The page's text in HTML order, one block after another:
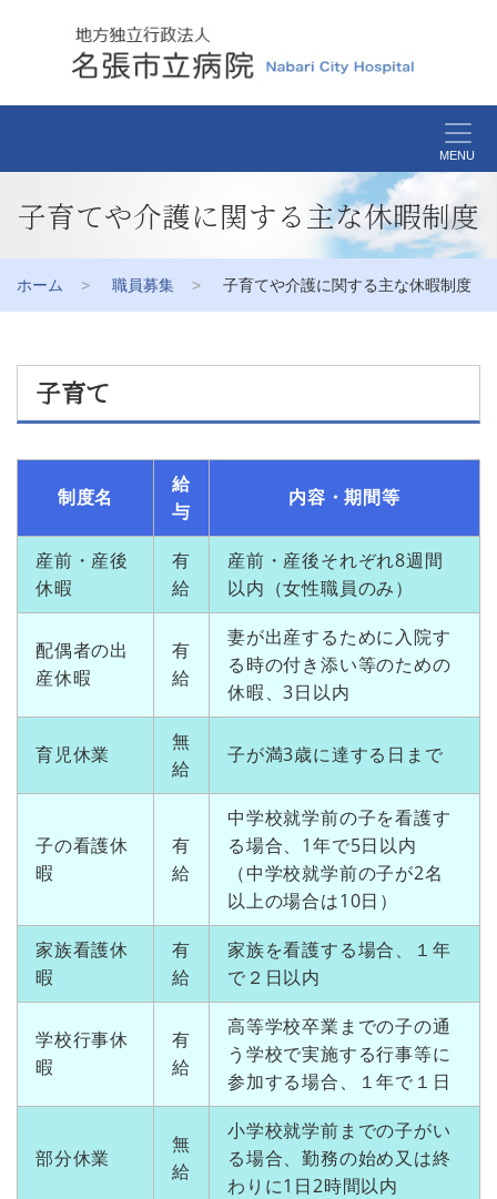
MENU
子育てや介護に関する主な休暇制度
ホーム 職員募集 子育てや介護に関する主な休暇制度
子育て
制度名
給
与
内容・期間等
産前・産後
休暇
有
給
産前・産後それぞれ8週間
以内（女性職員のみ）
配偶者の出
産休暇
有
給
妻が出産するために入院す
る時の付き添い等のための
休暇、3日以内
育児休業
無
給
子が満3歳に達する日まで
子の看護休
暇
有
給
中学校就学前の子を看護す
る場合、1年で5日以内
（中学校就学前の子が2名
以上の場合は10日）
家族看護休
暇
有
給
家族を看護する場合、１年
で２日以内
学校行事休
暇
有
給
高等学校卒業までの子の通
う学校で実施する行事等に
参加する場合、１年で１日
部分休業
無
給
小学校就学前までの子がい
る場合、勤務の始め又は終
わりに1日2時間以内